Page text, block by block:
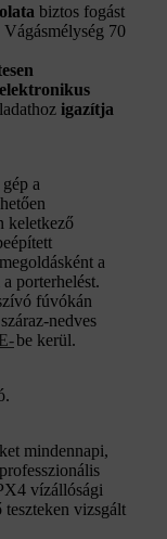
biztos fogást
Vágásmélység 70
elektronikus
igazítja
a
keletkező
a
porterhelést.
fúvókán
nedves
be kerül.
mindennapi,
vízállósági
teszteken vizsgált